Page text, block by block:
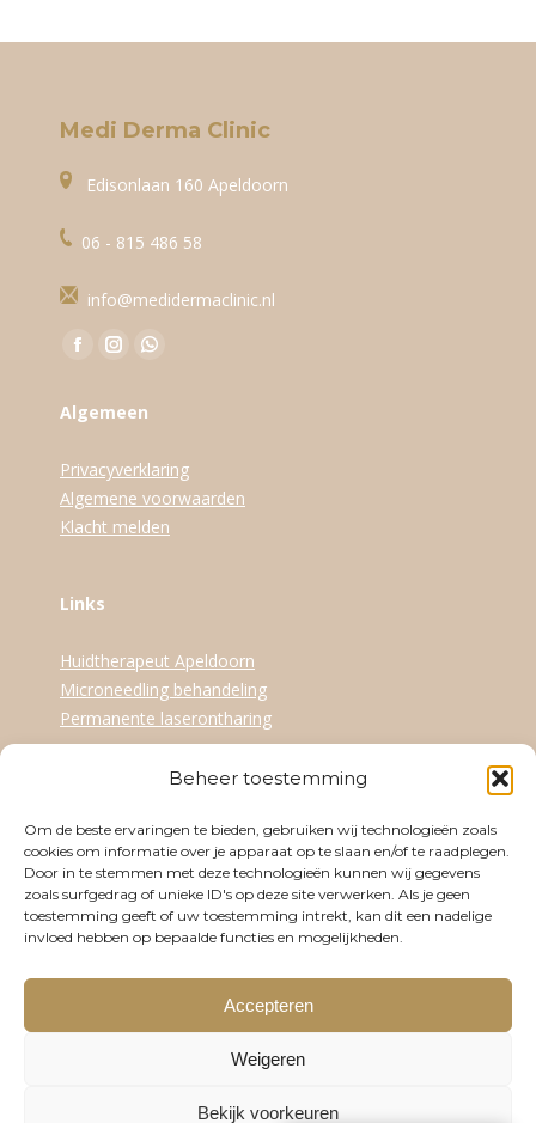
Beheer toestemming
Om de beste ervaringen te bieden, gebruiken wij technologieën zoals
cookies om informatie over je apparaat op te slaan en/of te raadplegen.
Door in te stemmen met deze technologieën kunnen wij gegevens
zoals surfgedrag of unieke ID's op deze site verwerken. Als je geen
toestemming geeft of uw toestemming intrekt, kan dit een nadelige
invloed hebben op bepaalde functies en mogelijkheden.
Accepteren
Weigeren
Bekijk voorkeuren
Medi Derma Clinic
Edisonlaan 160 Apeldoorn
06 - 815 486 58
info@medidermaclinic.nl
Vind ons op:
Facebook
opens
new
window
Instagram
opens
new
window
WhatsApp
new
window
Algemeen
Privacyverklaring
Algemene voorwaarden
Klacht melden
Links
Huidtherapeut Apeldoorn
Microneedling behandeling
Permanente laserontharing
Dinsdag 09:30-17:30
Woensdag 12:30-21:00
Donderdag 09:30-17:30
Vrijdag 09:30-17:30
Zaterdag Op afspraak